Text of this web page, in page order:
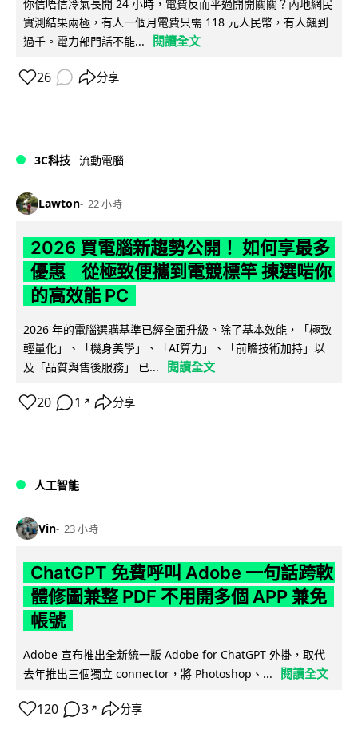
你信唔信冷氣長開 24 小時，電費反而平過開開關關？內地網民
實測結果兩極，有人一個月電費只需 118 元人民幣，有人飆到
過千。電力部門話不能...
閱讀全文
26 分享
3C科技 流動電腦
Lawton 22 小時
2026 買電腦新趨勢公開！ 如何享最多
優惠 從極致便攜到電競標竿 揀選啱你
的高效能 PC
2026 年的電腦選購基準已經全面升級。除了基本效能，「極致
輕量化」、「機身美學」、「AI算力」、「前瞻技術加持」以
及「品質與售後服務」 已...
閱讀全文
20 1 ↗ 分享
人工智能
Vin 23 小時
ChatGPT 免費呼叫 Adobe 一句話跨軟
體修圖兼整 PDF 不用開多個 APP 兼免
帳號
Adobe 宣布推出全新統一版 Adobe for ChatGPT 外掛，取代
去年推出三個獨立 connector，將 Photoshop、...
閱讀全文
120 3 ↗ 分享